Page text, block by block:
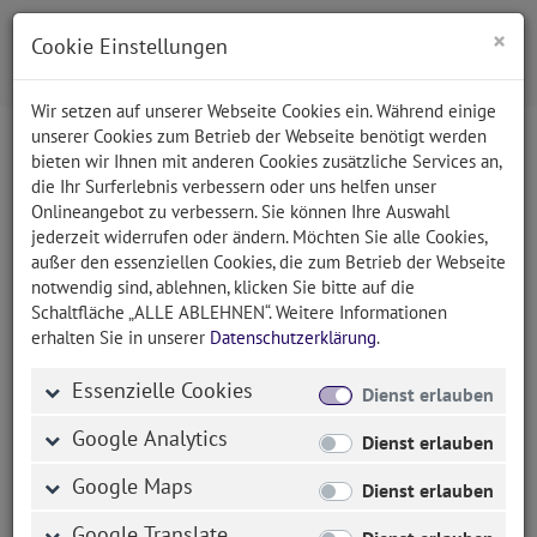
DATEV (seit 2015)
Online-Ticketbuchungssystem mit 6000
Sitzen
50-jährigen Bestehen der DATEV beauftragte uns der
Dienstleister mit der Einrichtung eines
kundenspezifischen Ticketsystems für rund 6000
Sitzplätze in der Nürnberger Arena. Auf Basis des
Plans der Nürnberger Arena erkennt unser
Cookie Einstellungen ×
Wir setzen auf unserer Webseite Cookies ein. Während einige
unserer Cookies zum Betrieb der Webseite benötigt werden
bieten wir Ihnen mit anderen Cookies zusätzliche Services an,
die Ihr Surferlebnis verbessern oder uns helfen unser
Onlineangebot zu verbessern. Sie können Ihre Auswahl
jederzeit widerrufen oder ändern. Möchten Sie alle Cookies,
außer den essenziellen Cookies, die zum Betrieb der Webseite
notwendig sind, ablehnen, klicken Sie bitte auf die
Schaltfläche „ALLE ABLEHNEN“. Weitere Informationen
erhalten Sie in unserer Datenschutzerklärung.
Essenzielle Cookies Dienst erlauben
Google Analytics Dienst erlauben
Google Maps Dienst erlauben